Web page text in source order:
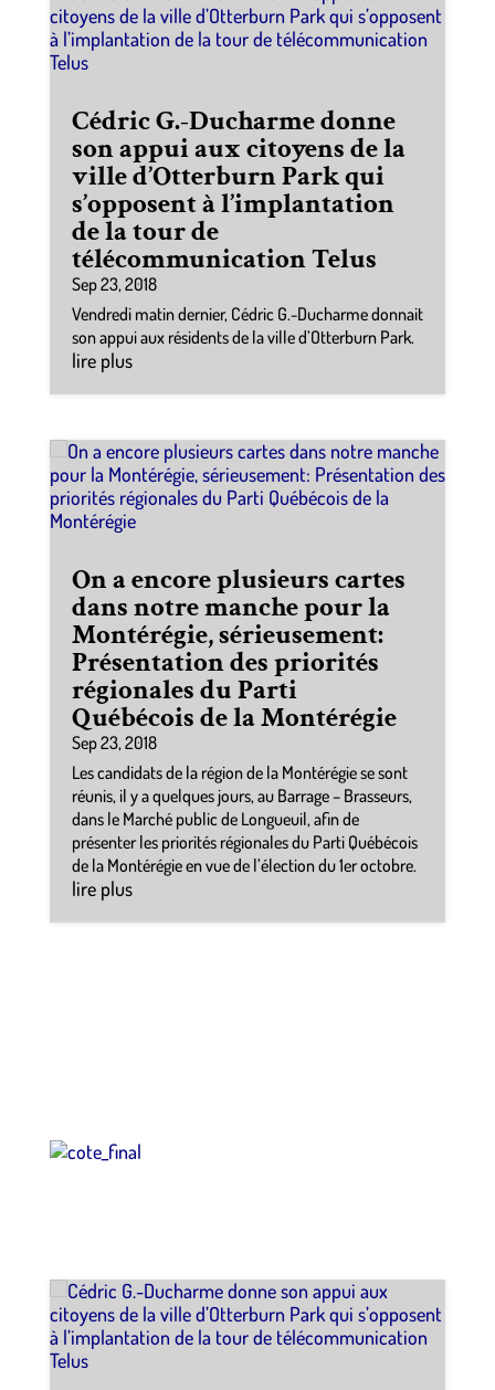
Cédric G.-Ducharme donne
son appui aux citoyens de la
ville d’Otterburn Park qui
s’opposent à l’implantation
de la tour de
télécommunication Telus
Sep 23, 2018
Vendredi matin dernier, Cédric G.-Ducharme donnait
son appui aux résidents de la ville d’Otterburn Park.
lire plus
On a encore plusieurs cartes
dans notre manche pour la
Montérégie, sérieusement:
Présentation des priorités
régionales du Parti
Québécois de la Montérégie
Sep 23, 2018
Les candidats de la région de la Montérégie se sont
réunis, il y a quelques jours, au Barrage – Brasseurs,
dans le Marché public de Longueuil, afin de
présenter les priorités régionales du Parti Québécois
de la Montérégie en vue de l’élection du 1er octobre.
lire plus